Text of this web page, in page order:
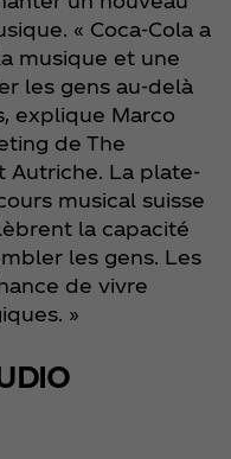
« Coca‑Cola a
musique et une
les gens au-delà
explique Marco
de The
Autriche. La plate-
musical suisse
la capacité
les gens. Les
de vivre
»